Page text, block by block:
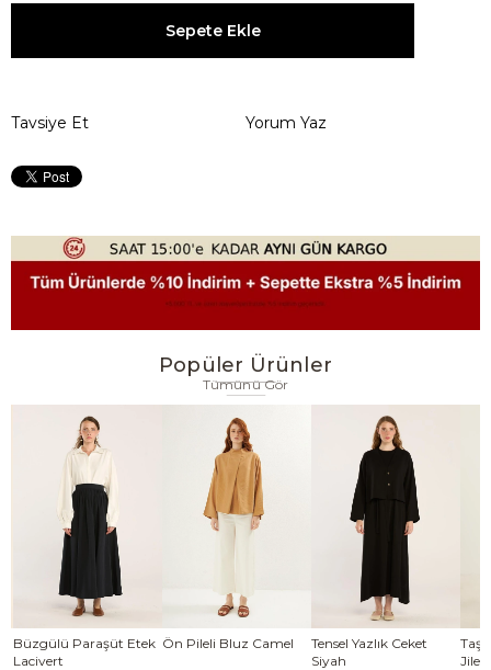
Tavsiye Et Yorum Yaz
Popüler Ürünler
Tümünü Gör
Paraşüt Etek Ön Pileli Bluz Camel
Tensel Yazlık Ceket
Siyah
Jile